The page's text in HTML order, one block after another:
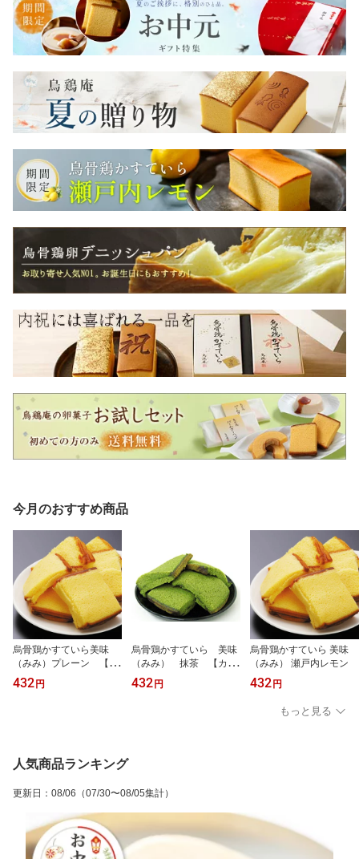
今月のおすすめ商品
烏骨鶏かすていら美味
（みみ）プレーン 【カ
ステラ 切り落とし】
432円
烏骨鶏かすていら 美味
（みみ） 抹茶 【カス
テラ 切り落とし】
432円
烏骨鶏かすていら 美味
（みみ） 瀬戸内レモン
432円
もっと見る
人気商品ランキング
更新日 ： 08/06 （07/30〜08/05集計）